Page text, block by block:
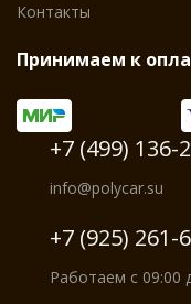
Контакты
Принимаем к
+7 (499) 136-
info@polycar.su
+7 (925) 261-
Работаем с 09:00